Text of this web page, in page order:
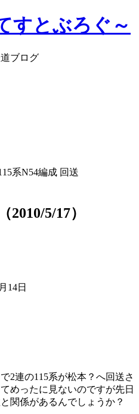
すとぶろぐ～
ブログ
系N54編成 回送
2010/5/17）
14日
2連の115系が松本？へ回送さ
めったに見ないのですが先日
関係があるんでしょうか？